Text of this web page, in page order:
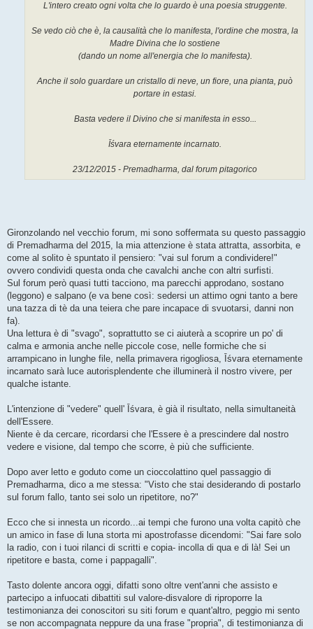
L'intero creato ogni volta che lo guardo è una poesia struggente.
Se vedo ciò che è, la causalità che lo manifesta, l'ordine che mostra, la
Madre Divina che lo sostiene
(dando un nome all'energia che lo manifesta).
Anche il solo guardare un cristallo di neve, un fiore, una pianta, può
portare in estasi.
Basta vedere il Divino che si manifesta in esso...
Īśvara eternamente incarnato.
23/12/2015 - Premadharma, dal forum pitagorico
Gironzolando nel vecchio forum, mi sono soffermata su questo passaggio
di Premadharma del 2015, la mia attenzione è stata attratta, assorbita, e
come al solito è spuntato il pensiero: "vai sul forum a condividere!"
ovvero condividi questa onda che cavalchi anche con altri surfisti.
Sul forum però quasi tutti tacciono, ma parecchi approdano, sostano
(leggono) e salpano (e va bene così: sedersi un attimo ogni tanto a bere
una tazza di tè da una teiera che pare incapace di svuotarsi, danni non
fa).
Una lettura è di "svago", soprattutto se ci aiuterà a scoprire un po' di
calma e armonia anche nelle piccole cose, nelle formiche che si
arrampicano in lunghe file, nella primavera rigogliosa, Īśvara eternamente
incarnato sarà luce autorisplendente che illuminerà il nostro vivere, per
qualche istante.
L'intenzione di "vedere" quell' Īśvara, è già il risultato, nella simultaneità
dell'Essere.
Niente è da cercare, ricordarsi che l'Essere è a prescindere dal nostro
vedere e visione, dal tempo che scorre, è più che sufficiente.
Dopo aver letto e goduto come un cioccolattino quel passaggio di
Premadharma, dico a me stessa: "Visto che stai desiderando di postarlo
sul forum fallo, tanto sei solo un ripetitore, no?"
Ecco che si innesta un ricordo...ai tempi che furono una volta capitò che
un amico in fase di luna storta mi apostrofasse dicendomi: "Sai fare solo
la radio, con i tuoi rilanci di scritti e copia- incolla di qua e di là! Sei un
ripetitore e basta, come i pappagalli".
Tasto dolente ancora oggi, difatti sono oltre vent'anni che assisto e
partecipo a infuocati dibattiti sul valore-disvalore di riproporre la
testimonianza dei conoscitori su siti forum e quant'altro, peggio mi sento
se non accompagnata neppure da una frase "propria", di testimonianza di